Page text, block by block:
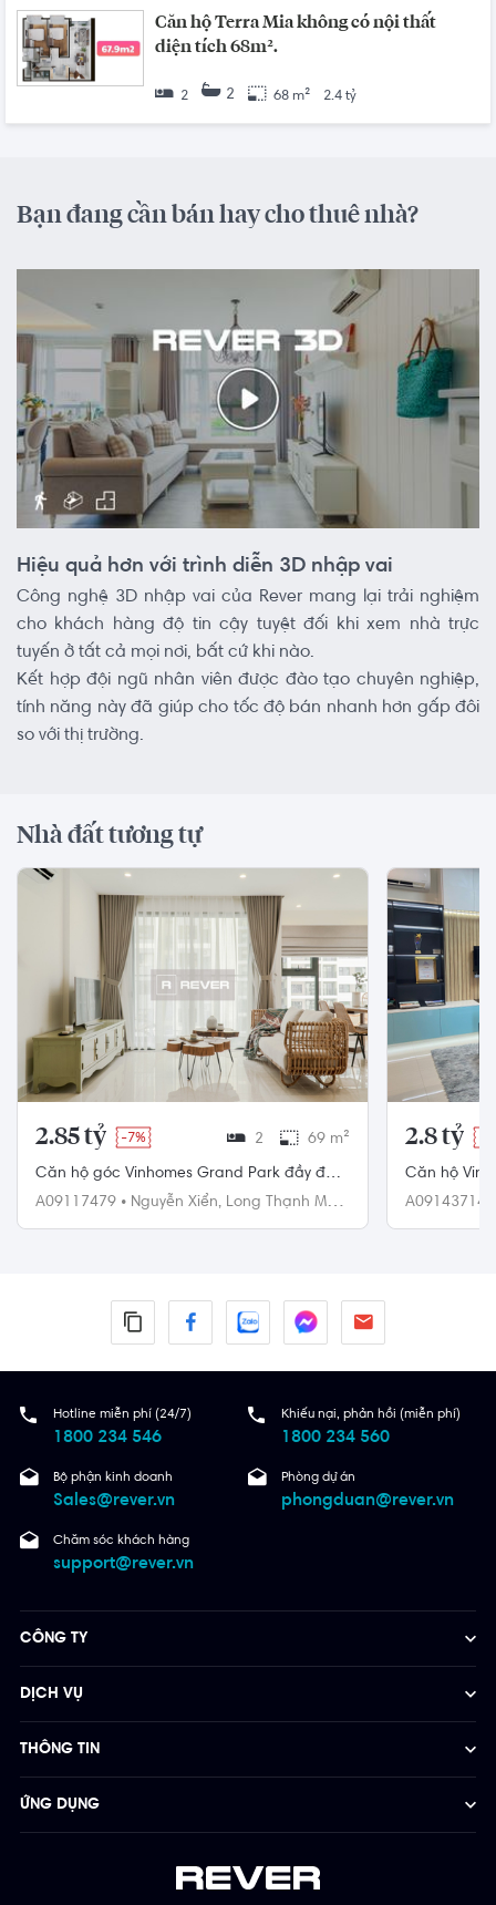
Căn hộ Terra Mia không có nội thất
diện tích 68m².
2 2 68 m² 2.4 tỷ
Bạn đang cần bán hay cho thuê nhà?
Hiệu quả hơn với trình diễn 3D nhập vai
Công nghệ 3D nhập vai của Rever mang lại trải nghiệm
cho khách hàng độ tin cậy tuyệt đối khi xem nhà trực
tuyến ở tất cả mọi nơi, bất cứ khi nào.
Kết hợp đội ngũ nhân viên được đào tạo chuyên nghiệp,
tính năng này đã giúp cho tốc độ bán nhanh hơn gấp đôi
so với thị trường.
Nhà đất tương tự
2.85 tỷ -7% 2 69 m²
Căn hộ góc Vinhomes Grand Park đầy đủ
nội thất diện tích 72m².
A09117479 • Nguyễn Xiển, Long Thạnh Mỹ,
2.8 tỷ
Căn hộ
Bắc, diện
A09143714
Hotline miễn phí (24/7)
1800 234 546
Khiếu nại, phản hồi (miễn phí)
1800 234 560
Bộ phận kinh doanh
Sales@rever.vn
Phòng dự án
phongduan@rever.vn
Chăm sóc khách hàng
support@rever.vn
CÔNG TY
DỊCH VỤ
THÔNG TIN
ỨNG DỤNG